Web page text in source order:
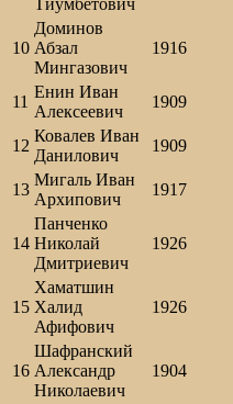
Тиумбетович
10
Доминов
Абзал
Мингазович
1916
11
Енин Иван
Алексеевич
1909
12
Ковалев Иван
Данилович
1909
13
Мигаль Иван
Архипович
1917
14
Панченко
Николай
Дмитриевич
1926
15
Хаматшин
Халид
Афифович
1926
16
Шафранский
Александр
Николаевич
1904